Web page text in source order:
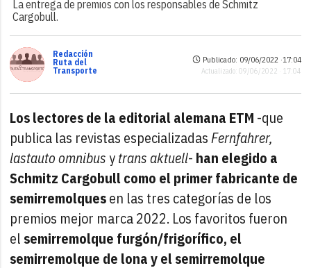
La entrega de premios con los responsables de Schmitz
Cargobull.
Redacción
Ruta del
Transporte
Publicado: 09/06/2022 ·17:04
Actualizado: 09/06/2022 · 17:04
Los lectores de la editorial alemana ETM -que
publica las revistas especializadasFernfahrer,
lastauto omnibusytrans aktuell- han elegido a
Schmitz Cargobull como el primer fabricante de
semirremolquesen las tres categorías de los
premios mejor marca 2022. Los favoritos fueron
el semirremolque furgón/frigorífico, el
semirremolque de lona y el semirremolque